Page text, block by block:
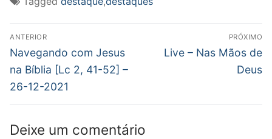
janela) janela) janela) mail
janela)
Navegação
de
Post
ANTERIOR
Post
anterior:
Navegando com Jesus
na Bíblia [Lc 2, 41-52] –
26-12-2021
PRÓXIMO
Próximo
Live – Nas Mãos de
Deus
Deixe um comentário